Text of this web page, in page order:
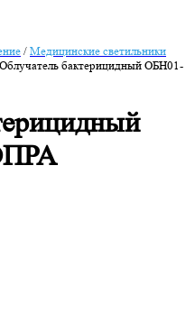
/ Медицинские светильники
Облучатель бактерицидный ОБН01-